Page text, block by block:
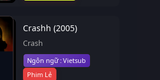
Crashh (2005)
Crash
Vietsub
Phim Lẻ